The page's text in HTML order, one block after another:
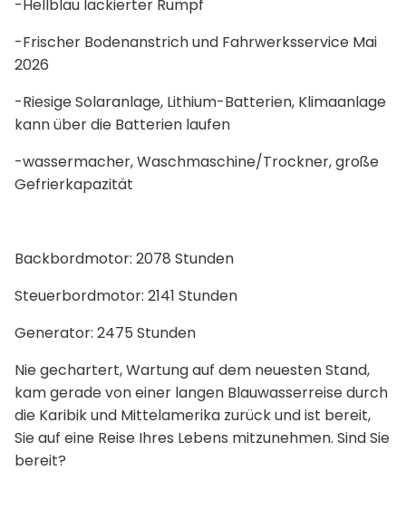
-Hellblau lackierter Rumpf
-Frischer Bodenanstrich und Fahrwerksservice Mai
2026
-Riesige Solaranlage, Lithium-Batterien, Klimaanlage
kann über die Batterien laufen
-wassermacher, Waschmaschine/Trockner, große
Gefrierkapazität
Backbordmotor: 2078 Stunden
Steuerbordmotor: 2141 Stunden
Generator: 2475 Stunden
Nie gechartert, Wartung auf dem neuesten Stand,
kam gerade von einer langen Blauwasserreise durch
die Karibik und Mittelamerika zurück und ist bereit,
Sie auf eine Reise Ihres Lebens mitzunehmen. Sind Sie
bereit?